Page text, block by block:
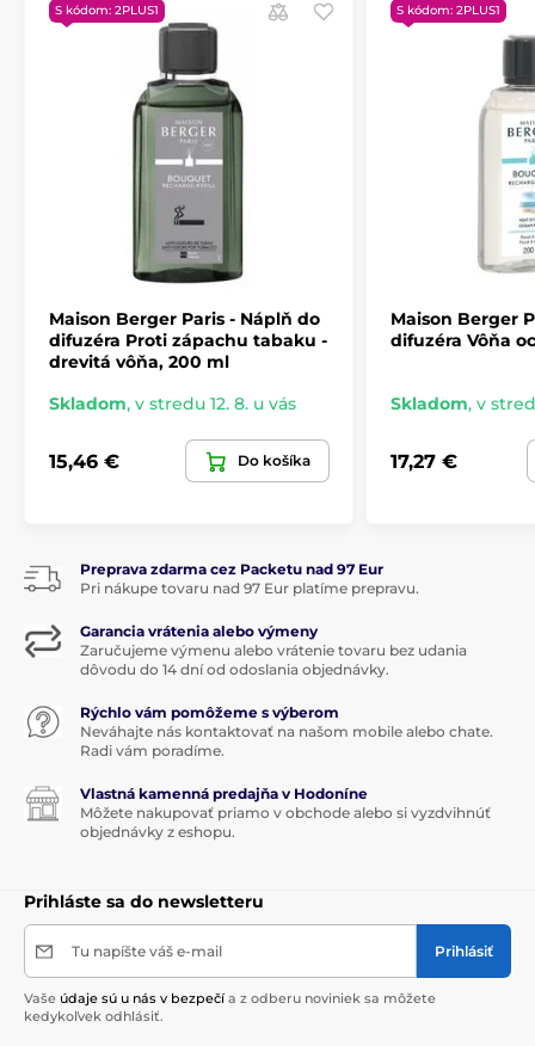
S kódom: 2PLUS1
Maison Berger Paris - Náplň do
difuzéra Proti zápachu tabaku -
drevitá vôňa, 200 ml
Skladom, v stredu 12. 8. u vás
15,46 € Do košíka
S kódom: 2PLUS1
Maison Berger
difuzéra Vôňa
Skladom, v
17,27 €
Preprava zdarma cez Packetu nad 97 Eur
Pri nákupe tovaru nad 97 Eur platíme prepravu.
Garancia vrátenia alebo výmeny
Zaručujeme výmenu alebo vrátenie tovaru bez udania
dôvodu do 14 dní od odoslania objednávky.
Rýchlo vám pomôžeme s výberom
Neváhajte nás kontaktovať na našom mobile alebo chate.
Radi vám poradíme.
Vlastná kamenná predajňa v Hodoníne
Môžete nakupovať priamo v obchode alebo si vyzdvihnúť
objednávky z eshopu.
Prihláste sa do newsletteru
Tu napíšte váš e-mail Prihlásiť
Vaše údaje sú u nás v bezpečí a z odberu noviniek sa môžete
kedykoľvek odhlásiť.